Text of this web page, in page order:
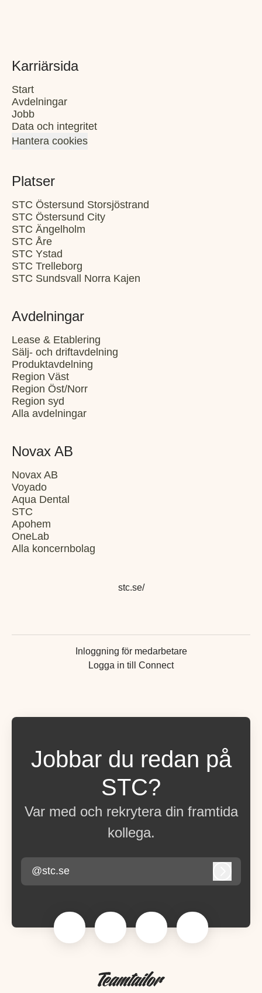
Karriärsida
Start
Avdelningar
Jobb
Data och integritet
Hantera cookies
Platser
STC Östersund Storsjöstrand
STC Östersund City
STC Ängelholm
STC Åre
STC Ystad
STC Trelleborg
STC Sundsvall Norra Kajen
Avdelningar
Lease & Etablering
Sälj- och driftavdelning
Produktavdelning
Region Väst
Region Öst/Norr
Region syd
Alla avdelningar
Novax AB
Novax AB
Voyado
Aqua Dental
STC
Apohem
OneLab
Alla koncernbolag
stc.se/
Inloggning för medarbetare
Logga in till Connect
Jobbar du redan på
STC?
Var med och rekrytera din framtida
kollega.
@stc.se